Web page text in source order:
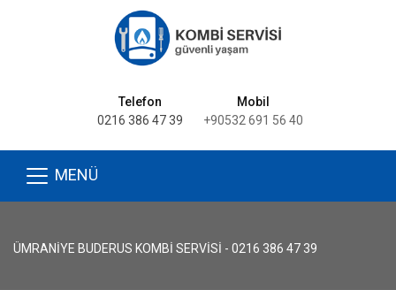
Telefon
0216 386 47 39
Mobil
+90532 691 56 40
MENÜ
ÜMRANIYE BUDERUS KOMBI SERVISI - 0216 386 47 39